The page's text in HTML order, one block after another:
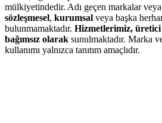
mülkiyetindedir. Adı geçen markalar
sözleşmesel, kurumsal veya başka
bulunmamaktadır. Hizmetlerimiz,
bağımsız olarak sunulmaktadır. Marka
kullanımı yalnızca tanıtım amaçlıdır.